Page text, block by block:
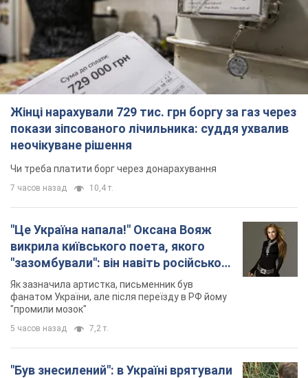
Жінці нарахували 729 тис. грн боргу за газ через
покази зіпсованого лічильника: суддя ухвалив
неочікуване рішення
Чи треба платити борг через донарахування
7 часов назад 10,4 т.
"Це Україна напала!" Оксана Вояж
викрила київського поета, якого
"зазомбували": він навіть російської
не знав, а тепер хоче геноциду
українців
Як зазначила артистка, письменник був
фанатом України, але після переїзду в РФ йому
"промили мозок"
5 часов назад 7,2 т.
"Був знесилений": в Україні врятували